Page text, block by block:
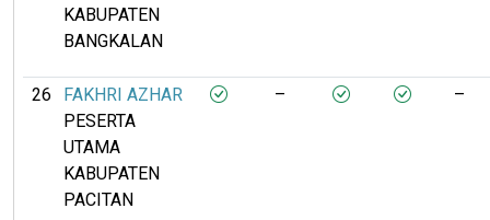
KABUPATEN
BANGKALAN
26
FAKHRI AZHAR
PESERTA
UTAMA
KABUPATEN
PACITAN
– –